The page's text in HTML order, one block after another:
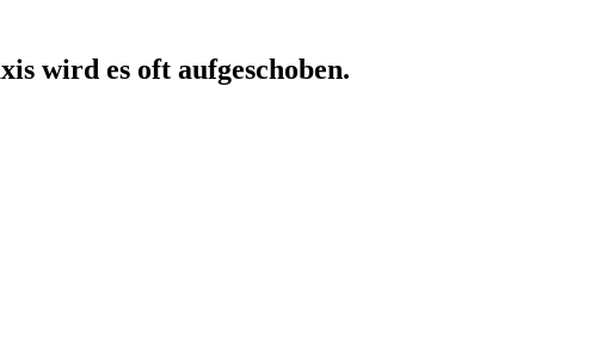
wird es oft aufgeschoben.